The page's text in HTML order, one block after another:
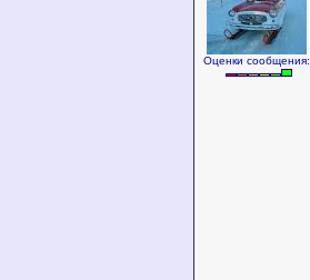
Оценки сообщения: